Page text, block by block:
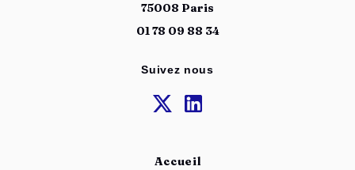
75008 Paris
01 78 09 88 34
Suivez nous
Accueil